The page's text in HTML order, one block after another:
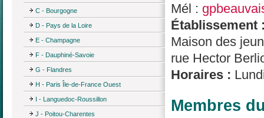
C - Bourgogne
D - Pays de la Loire
E - Champagne
F - Dauphiné-Savoie
G - Flandres
H - Paris Île-de-France Ouest
I - Languedoc-Roussillon
J - Poitou-Charentes
Mél :
Établissement
Maison des
rue Hector
Horaires :
Membres